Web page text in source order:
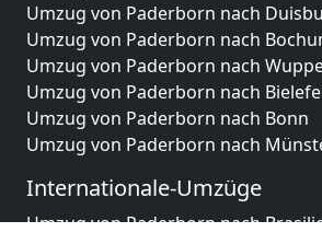
Umzug von Paderborn nach
Umzug von Paderborn nach
Umzug von Paderborn nach
Umzug von Paderborn nach
Umzug von Paderborn nach Bonn
Umzug von Paderborn nach
Internationale-Umzüge
Umzug von Paderborn nach